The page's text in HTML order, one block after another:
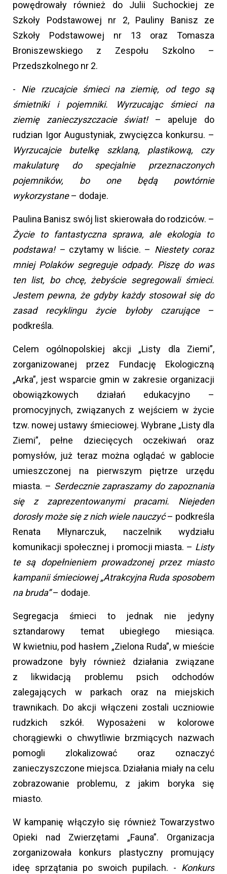
powędrowały również do Julii Suchockiej ze
Szkoły Podstawowej nr 2, Pauliny Banisz ze
Szkoły Podstawowej nr 13 oraz Tomasza
Broniszewskiego z Zespołu Szkolno –
Przedszkolnego nr 2.
- Nie rzucajcie śmieci na ziemię, od tego są
śmietniki i pojemniki. Wyrzucając śmieci na
ziemię zanieczyszczacie świat!– apeluje do
rudzian Igor Augustyniak, zwycięzca konkursu. –
Wyrzucajcie butelkę szklaną, plastikową, czy
makulaturę do specjalnie przeznaczonych
pojemników, bo one będą powtórnie
wykorzystane– dodaje.
Paulina Banisz swój list skierowała do rodziców. –
Życie to fantastyczna sprawa, ale ekologia to
podstawa! – czytamy w liście. – Niestety coraz
mniej Polaków segreguje odpady. Piszę do was
ten list, bo chcę, żebyście segregowali śmieci.
Jestem pewna, że gdyby każdy stosował się do
zasad recyklingu życie byłoby czarujące–
podkreśla.
Celem ogólnopolskiej akcji „Listy dla Ziemi”,
zorganizowanej przez Fundację Ekologiczną
„Arka”, jest wsparcie gmin w zakresie organizacji
obowiązkowych działań edukacyjno –
promocyjnych, związanych z wejściem w życie
tzw. nowej ustawy śmieciowej. Wybrane „Listy dla
Ziemi”, pełne dziecięcych oczekiwań oraz
pomysłów, już teraz można oglądać w gablocie
umieszczonej na pierwszym piętrze urzędu
miasta. – Serdecznie zapraszamy do zapoznania
się z zaprezentowanymi pracami. Niejeden
dorosły może się z nich wiele nauczyć– podkreśla
Renata Młynarczuk, naczelnik wydziału
komunikacji społecznej i promocji miasta. – Listy
te są dopełnieniem prowadzonej przez miasto
kampanii śmieciowej „Atrakcyjna Ruda sposobem
na bruda”– dodaje.
Segregacja śmieci to jednak nie jedyny
sztandarowy temat ubiegłego miesiąca.
W kwietniu, pod hasłem „Zielona Ruda”, w mieście
prowadzone były również działania związane
z likwidacją problemu psich odchodów
zalegających w parkach oraz na miejskich
trawnikach. Do akcji włączeni zostali uczniowie
rudzkich szkół. Wyposażeni w kolorowe
chorągiewki o chwytliwie brzmiących nazwach
pomogli zlokalizować oraz oznaczyć
zanieczyszczone miejsca. Działania miały na celu
zobrazowanie problemu, z jakim boryka się
miasto.
W kampanię włączyło się również Towarzystwo
Opieki nad Zwierzętami „Fauna”. Organizacja
zorganizowała konkurs plastyczny promujący
ideę sprzątania po swoich pupilach. - Konkurs